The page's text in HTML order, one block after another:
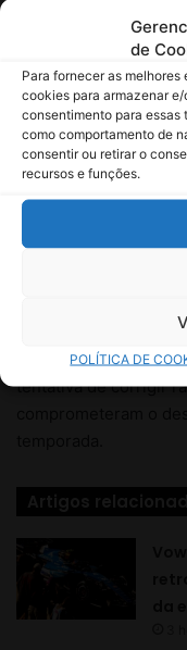
de
Para fornecer as
cookies para armazenar
consentimento para essas
como comportamento de
consentir ou retirar o
recursos e funções.
POLÍTICA DE